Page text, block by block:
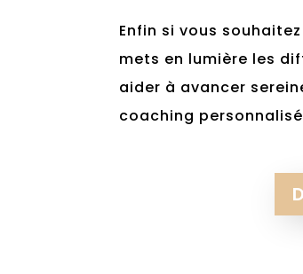
Enfin si vous
mets en lumière les
aider à avancer
coaching